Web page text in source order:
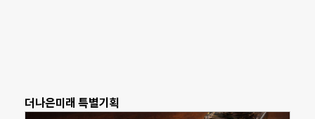
더나은미래 특별기획